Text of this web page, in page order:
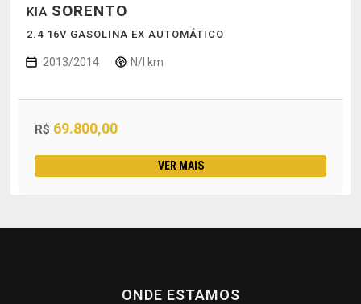
KIA SORENTO
2.4 16V GASOLINA EX AUTOMÁTICO
2013/2014 N/I km
R$ 69.800,00
VER MAIS
ONDE ESTAMOS